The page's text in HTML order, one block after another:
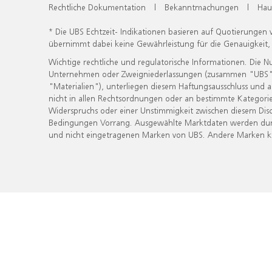
Rechtliche Dokumentation | Bekanntmachungen |
* Die UBS Echtzeit- Indikationen basieren auf
übernimmt dabei keine Gewährleistung für die
Wichtige rechtliche und regulatorische Informationen. Die
Unternehmen oder Zweigniederlassungen (zusammen
"Materialien"), unterliegen diesem Haftungsausschluss
nicht in allen Rechtsordnungen oder an bestimmte
Widerspruchs oder einer Unstimmigkeit zwischen diesem
Bedingungen Vorrang. Ausgewählte Marktdaten werden
und nicht eingetragenen Marken von UBS. Andere Marken